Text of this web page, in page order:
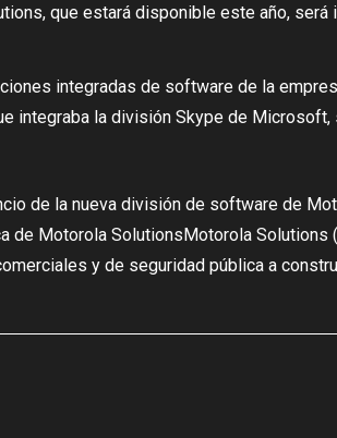
que estará disponible este año,
integradas de software de la
integraba la división Skype de Microsoft,
de la nueva división de software de
Motorola SolutionsMotorola Solutions
y de seguridad pública a